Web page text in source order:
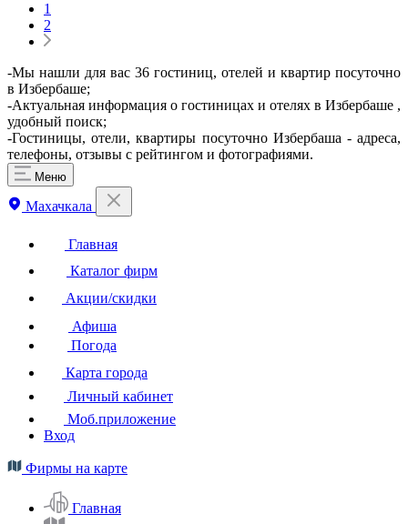
1
2
-Мы нашли для вас 36 гостиниц, отелей и квартир посуточно
в Избербаше;
-Актуальная информация о гостиницах и отелях в Избербаше ,
удобный поиск;
-Гостиницы, отели, квартиры посуточно Избербаша - адреса,
телефоны, отзывы с рейтингом и фотографиями.
Меню
Махачкала
Главная
Каталог фирм
Акции/скидки
Афиша
Погода
Карта города
Личный кабинет
Моб.приложение
Вход
Фирмы на карте
Главная